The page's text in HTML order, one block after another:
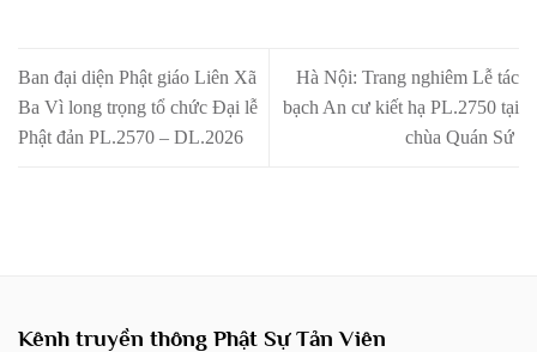
Ban đại diện Phật giáo Liên Xã
Ba Vì long trọng tổ chức Đại lễ
Phật đản PL.2570 – DL.2026
Hà Nội: Trang nghiêm Lễ tác
bạch An cư kiết hạ PL.2750 tại
chùa Quán Sứ
Kênh truyền thông Phật Sự Tản Viên